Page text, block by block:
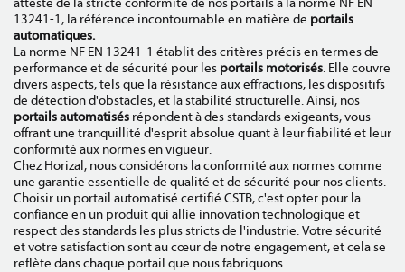
13241-1, la référence incontournable en matière de portails
automatiques.
La norme NF EN 13241-1 établit des critères précis en termes de
performance et de sécurité pour les portails motorisés. Elle couvre
divers aspects, tels que la résistance aux effractions, les dispositifs
de détection d'obstacles, et la stabilité structurelle. Ainsi, nos
portails automatisés répondent à des standards exigeants, vous
offrant une tranquillité d'esprit absolue quant à leur fiabilité et leur
conformité aux normes en vigueur.
Chez Horizal, nous considérons la conformité aux normes comme
une garantie essentielle de qualité et de sécurité pour nos clients.
Choisir un portail automatisé certifié CSTB, c'est opter pour la
confiance en un produit qui allie innovation technologique et
respect des standards les plus stricts de l'industrie. Votre sécurité
et votre satisfaction sont au cœur de notre engagement, et cela se
reflète dans chaque portail que nous fabriquons.